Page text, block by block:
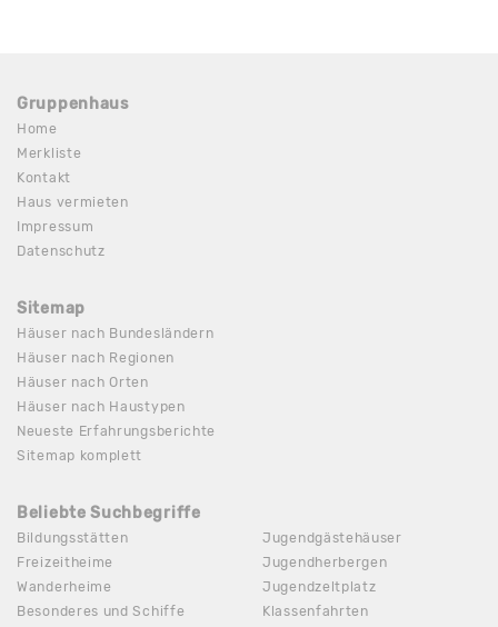
Gruppenhaus
Home
Merkliste
Kontakt
Haus vermieten
Impressum
Datenschutz
Sitemap
Häuser nach Bundesländern
Häuser nach Regionen
Häuser nach Orten
Häuser nach Haustypen
Neueste Erfahrungsberichte
Sitemap komplett
Beliebte Suchbegriffe
Bildungsstätten
Freizeitheime
Wanderheime
Besonderes und Schiffe
Jugendgästehäuser
Jugendherbergen
Jugendzeltplatz
Klassenfahrten